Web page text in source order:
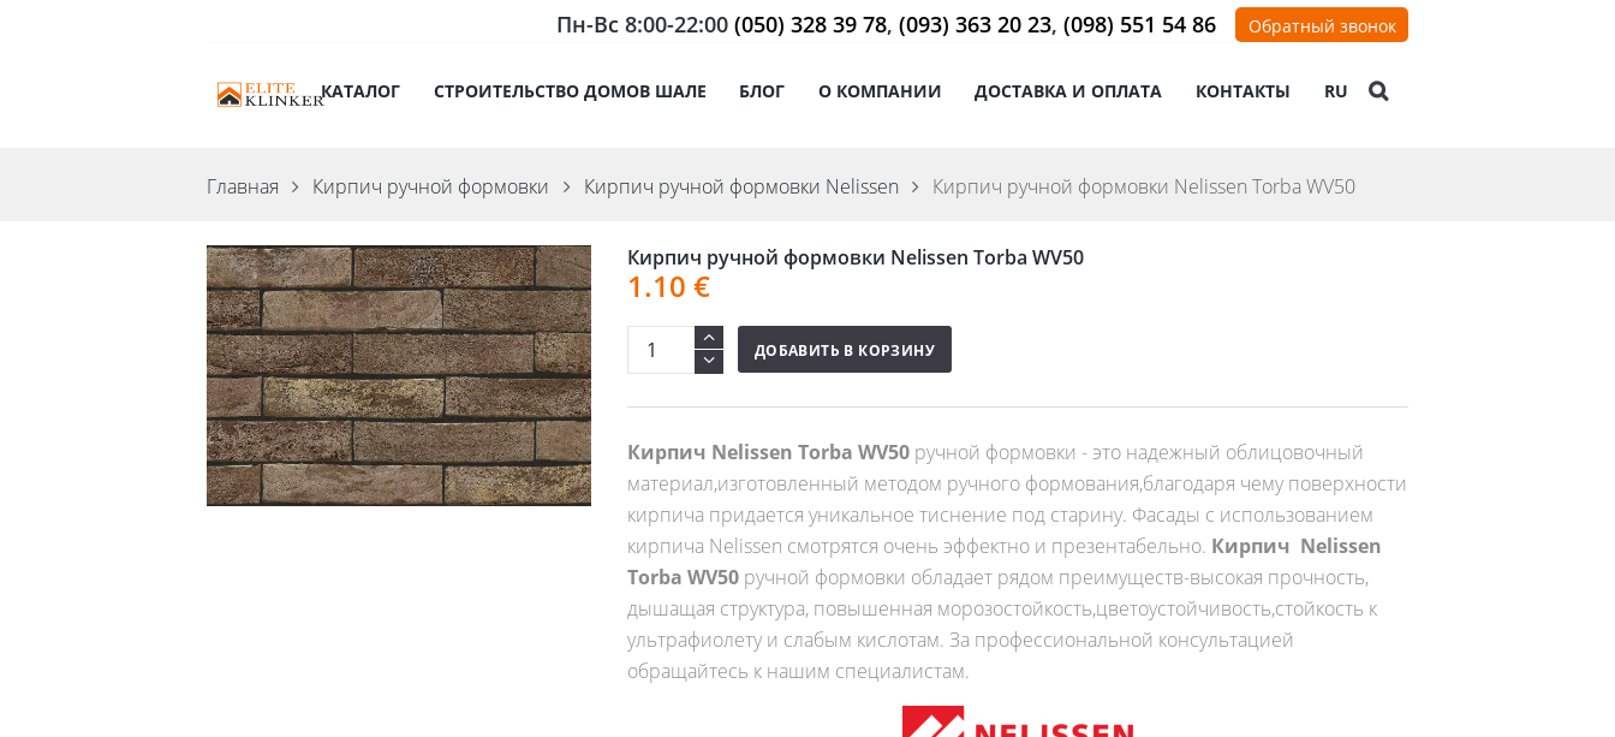
Пн-Вс 8:00-22:00 (050) 328 39 78, (093) 363 20 23, (098) 551 54 86 Обратный звонок
КАТАЛОГ СТРОИТЕЛЬСТВО ДОМОВ ШАЛЕ БЛОГ О КОМПАНИИ ДОСТАВКА И ОПЛАТА КОНТАКТЫ RU
Главная Кирпич ручной формовки Кирпич ручной формовки Nelissen Кирпич ручной формовки Nelissen Torba WV50
Кирпич ручной формовки Nelissen Torba WV50
1.10 €
ДОБАВИТЬ В КОРЗИНУ
Кирпич Nelissen Torba WV50 ручной формовки - это надежный облицовочный
материал,изготовленный методом ручного формования,благодаря чему поверхности
кирпича придается уникальное тиснение под старину. Фасады с использованием
кирпича Nelissen смотрятся очень эффектно и презентабельно. Кирпич Nelissen
Torba WV50 ручной формовки обладает рядом преимуществ-высокая прочность,
дышащая структура, повышенная морозостойкость,цветоустойчивость,стойкость к
ультрафиолету и слабым кислотам. За профессиональной консультацией
обращайтесь к нашим специалистам.